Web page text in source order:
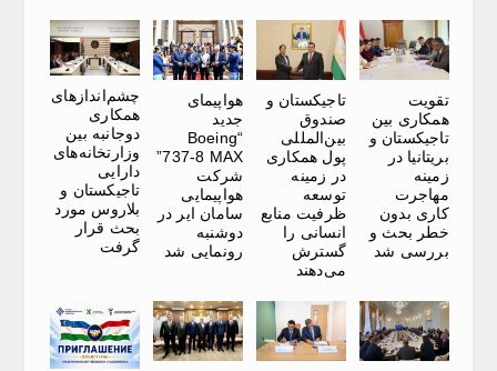
تقویت
همکاری بین
تاجیکستان و
بریتانیا در
زمینه
مهاجرت
کاری بدون
خطر بحث و
بررسی شد
تاجیکستان و
صندوق
بین‌المللی
پول همکاری
در زمینه
توسعه
ظرفیت منابع
انسانی را
گسترش
می‌دهند
هواپیمای
جدید
“Boeing
737-8 MAX”
شرکت
هواپیمایی
سامان ایر در
دوشنبه
رونمایی شد
چشم‌اندازهای
همکاری
دوجانبه بین
وزارتخانه‌های
دارایی
تاجیکستان و
بلاروس مورد
بحث قرار
گرفت